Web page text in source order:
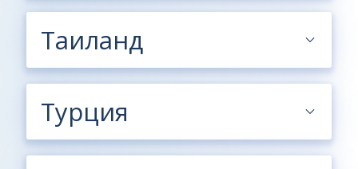
Таиланд
Турция